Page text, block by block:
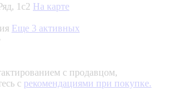
1с2 На карте
Еще 3 активных
с продавцом,
с рекомендациями при покупке.